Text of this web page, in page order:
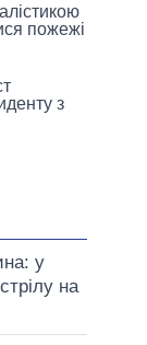
пожежі
з
у
на